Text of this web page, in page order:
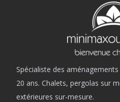
Spécialiste des
20 ans. Chalets, pergolas sur
extérieures sur-mesure.